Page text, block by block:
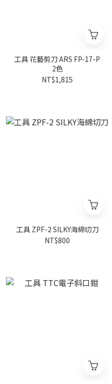
工具 花藝剪刀 ARS FP-17-P
2色
NT$1,815
工具 ZPF-2 SILKY海綿切刀
NT$800